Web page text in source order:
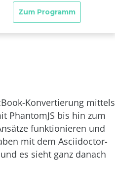
Konvertierung mittels
PhantomJS bis hin zum
funktionieren und
mit dem Asciidoctor-
es sieht ganz danach